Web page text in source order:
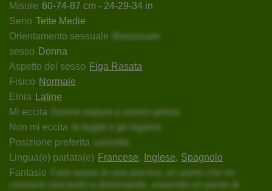
Misure 60-74-87 cm - 24-29-34 in
Seno Tette Medie
Orientamento sessuale
Bisessuale
sesso Donna
Aspetto del sesso Figa Rasata
Fisico Normale
Etnia Latine
Mi eccita
Donne mature e uomini pelosi
Non mi eccita
le bugie e gli inganni
Posizione preferita
cucciolo
Lingua(e) parlata(e) Francese Inglese
Spagnolo
Fantasie
Fare sesso in una piscina, un uomo che mi
conosce cercando e dominando, essendo un punto di